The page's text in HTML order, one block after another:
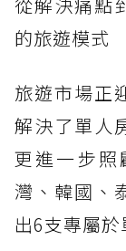
從解決痛點
的旅遊模式
旅遊市場正
解決了單人
更進一步照
灣、韓國、
出6支專屬